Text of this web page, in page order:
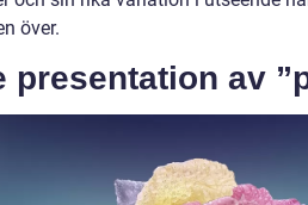
över.
presentation av